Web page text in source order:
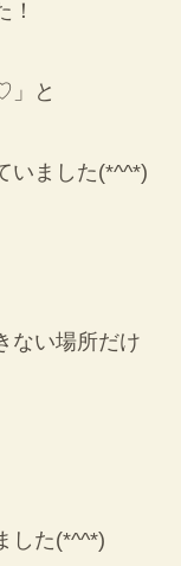
！
」と
いました(*^^*)
ない場所だけ
した(*^^*)